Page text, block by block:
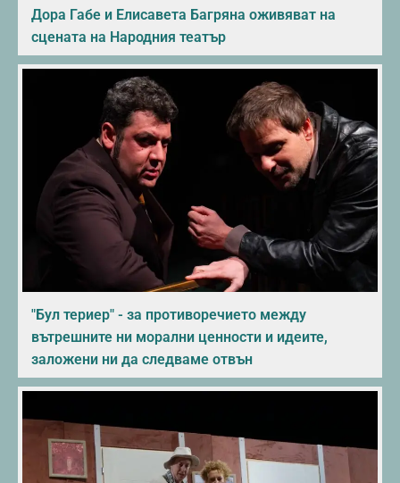
Дора Габе и Елисавета Багряна оживяват на
сцената на Народния театър
"Бул териер" - за противоречието между
вътрешните ни морални ценности и идеите,
заложени ни да следваме отвън